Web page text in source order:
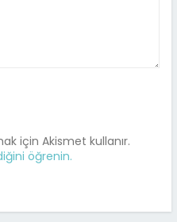
için Akismet kullanır.
öğrenin.